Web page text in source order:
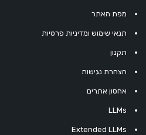
מפת האתר
תנאי שימוש ומדיניות פרטיות
תקנון
הצהרת נגישות
אחסון אתרים
LLMs
Extended LLMs